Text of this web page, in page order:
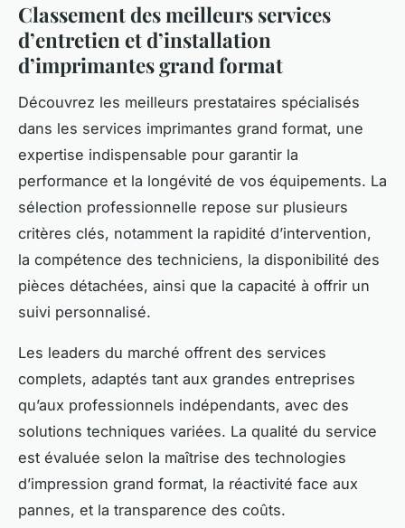
Classement des meilleurs services
d’entretien et d’installation
d’imprimantes grand format
Découvrez les meilleurs prestataires spécialisés
dans les services imprimantes grand format, une
expertise indispensable pour garantir la
performance et la longévité de vos équipements. La
sélection professionnelle repose sur plusieurs
critères clés, notamment la rapidité d’intervention,
la compétence des techniciens, la disponibilité des
pièces détachées, ainsi que la capacité à offrir un
suivi personnalisé.
Les leaders du marché offrent des services
complets, adaptés tant aux grandes entreprises
qu’aux professionnels indépendants, avec des
solutions techniques variées. La qualité du service
est évaluée selon la maîtrise des technologies
d’impression grand format, la réactivité face aux
pannes, et la transparence des coûts.